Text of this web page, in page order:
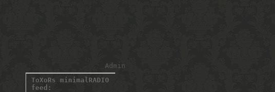
Admin
ToXoRs minimalRADIO
feed: